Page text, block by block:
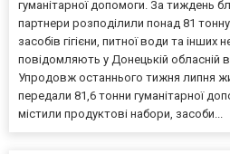
гуманітарної допомоги. За тиждень
партнери розподілили понад 81
засобів гігієни, питної води та інших
повідомляють у Донецькій обласній
Упродовж останнього тижня липня
передали 81,6 тонни гуманітарної
містили продуктові набори, засоби...